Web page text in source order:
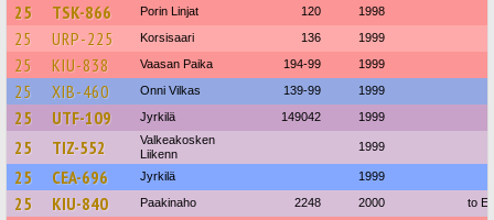
25 TSK-866 Porin Linjat 120 1998
25 URP-225 Korsisaari 136 1999
25 KIU-838 Vaasan Paika 194-99 1999
25 XIB-460 Onni Vilkas 139-99 1999
25 UTF-109 Jyrkilä 149042 1999
25 TIZ-552
Valkeakosken
Liikenn
1999
25 CEA-696 Jyrkilä 1999
25 KIU-840 Paakinaho 2248 2000 to